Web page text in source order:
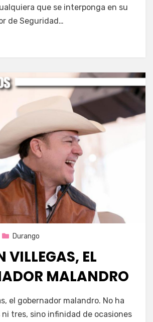
que se interponga en su
de Seguridad…
Durango
VILLEGAS, EL
MALANDRO
Servín
el gobernador malandro. No ha
ni tres, sino infinidad de ocasiones